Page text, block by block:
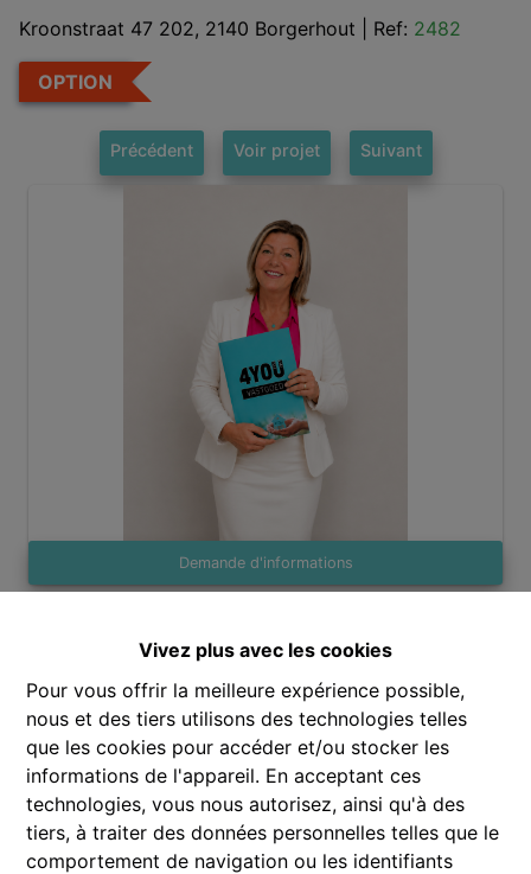
Vivez plus avec les cookies
Pour vous offrir la meilleure expérience possible,
nous et des tiers utilisons des technologies telles
que les cookies pour accéder et/ou stocker les
informations de l'appareil. En acceptant ces
technologies, vous nous autorisez, ainsi qu'à des
tiers, à traiter des données personnelles telles que le
comportement de navigation ou les identifiants
Kroonstraat 47 202, 2140 Borgerhout Ref: 2482
OPTION
Précédent Voir projet Suivant
Demande d'informations
1 80 m²
Partager